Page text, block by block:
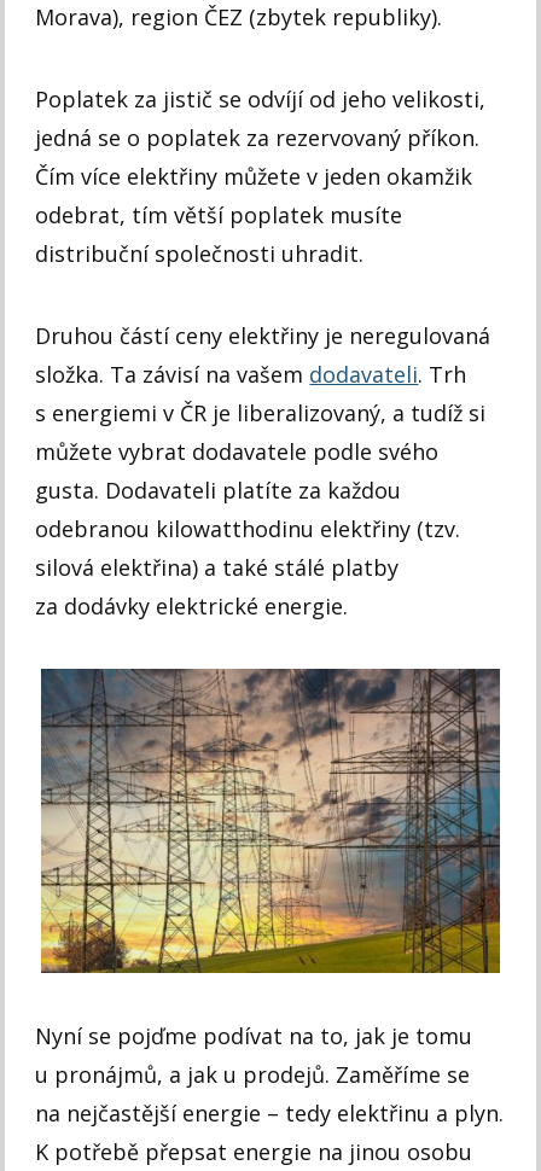
Morava), region ČEZ (zbytek republiky).
Poplatek za jistič se odvíjí od jeho velikosti,
jedná se o poplatek za rezervovaný příkon.
Čím více elektřiny můžete v jeden okamžik
odebrat, tím větší poplatek musíte
distribuční společnosti uhradit.
Druhou částí ceny elektřiny je neregulovaná
složka. Ta závisí na vašem dodavateli. Trh
s energiemi v ČR je liberalizovaný, a tudíž si
můžete vybrat dodavatele podle svého
gusta. Dodavateli platíte za každou
odebranou kilowatthodinu elektřiny (tzv.
silová elektřina) a také stálé platby
za dodávky elektrické energie.
Nyní se pojďme podívat na to, jak je tomu
u pronájmů, a jak u prodejů. Zaměříme se
na nejčastější energie – tedy elektřinu a plyn.
K potřebě přepsat energie na jinou osobu